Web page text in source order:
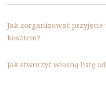
Jak zorganizować
kosztem?
Jak stworzyć własną listę